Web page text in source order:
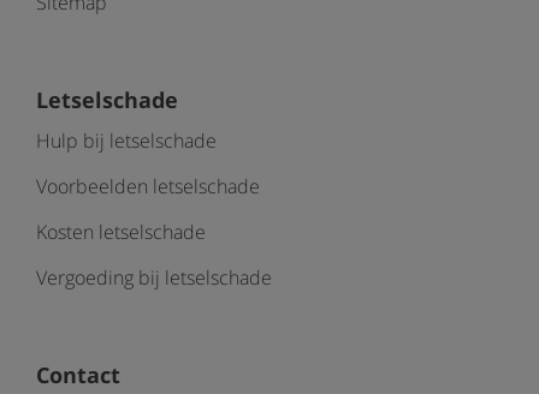
Letselschade
Hulp bij letselschade
Voorbeelden letselschade
Kosten letselschade
Vergoeding bij letselschade
Contact